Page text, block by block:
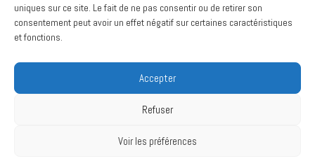
uniques sur ce site. Le fait de ne pas consentir ou de retirer son
consentement peut avoir un effet négatif sur certaines caractéristiques
et fonctions.
Accepter
Refuser
Voir les préférences
SUIVEZ-NOUS
Conditions Générales de Vente
Politique de confidentialité Mentions légales